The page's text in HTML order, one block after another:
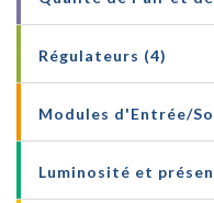
Régulateurs (4)
Modules d'Entrée/
Luminosité et